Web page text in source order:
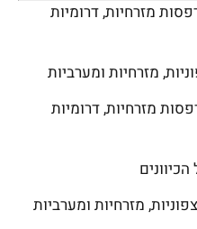
מזרחיות, דרומיות
מזרחיות ומערביות
מזרחיות, דרומיות
מזרחיות ומערביות